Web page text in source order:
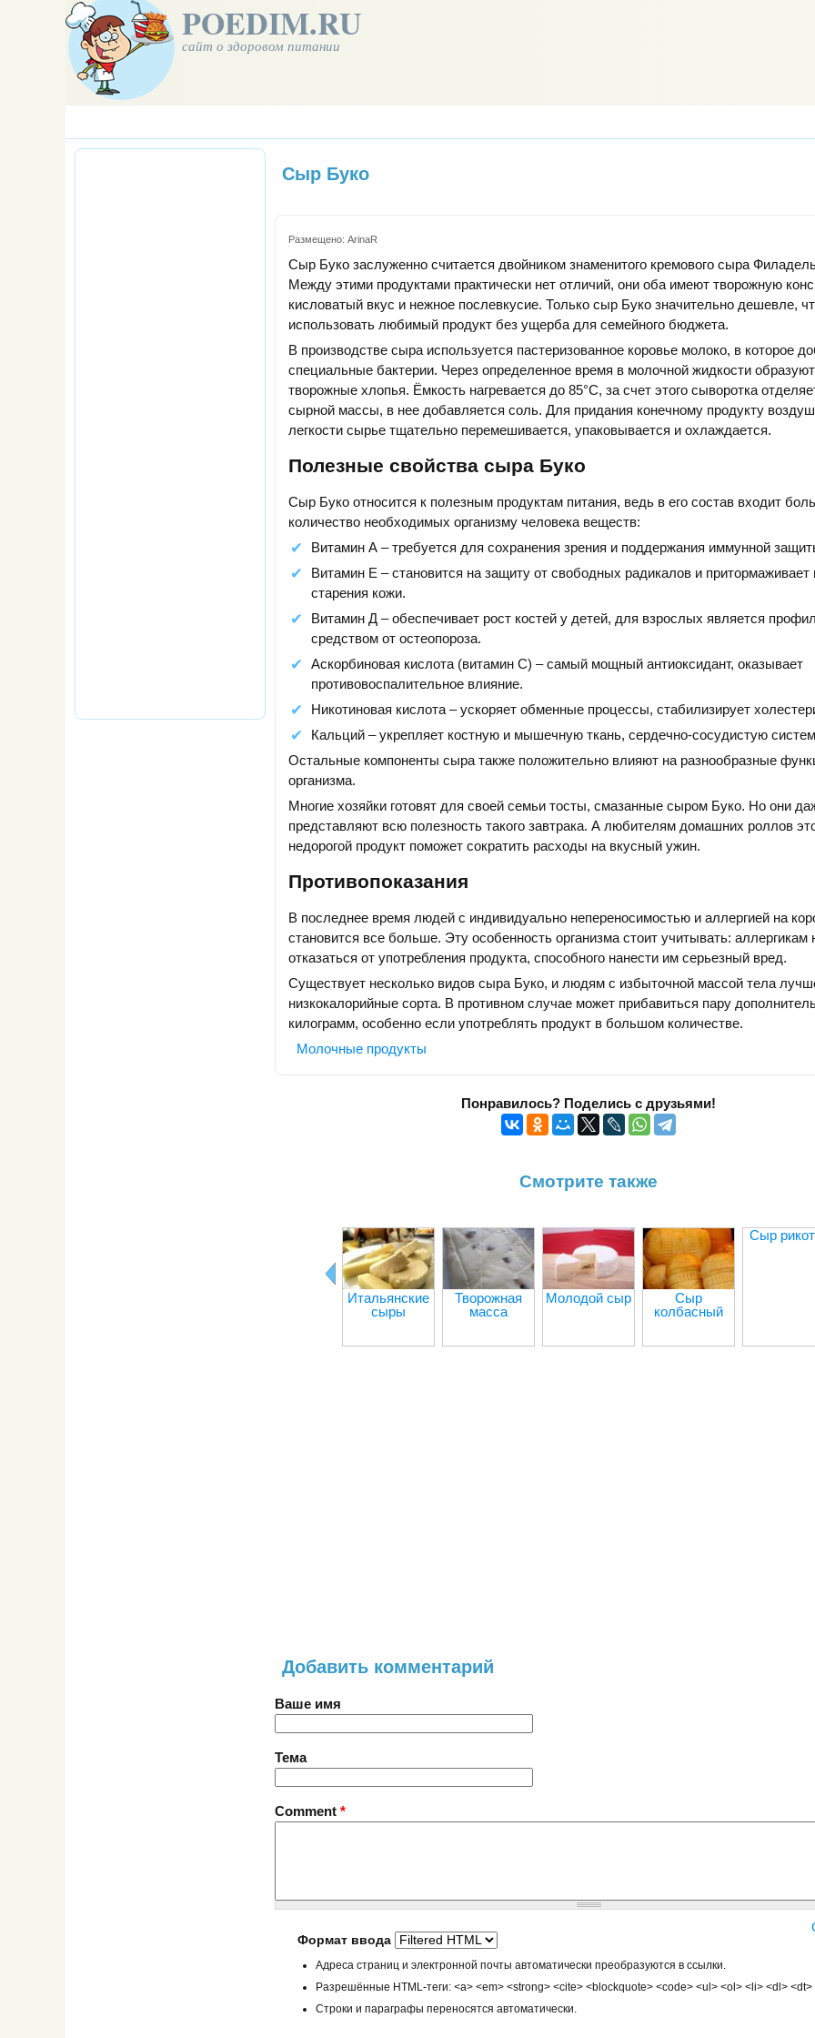
POEDIM.RU
сайт о здоровом питании
Сыр Буко
Размещено: ArinaR
Сыр Буко заслуженно считается двойником знаменитого кремового сыра
Между этими продуктами практически нет отличий, они оба имеют творожную
кисловатый вкус и нежное послевкусие. Только сыр Буко значительно дешевле,
использовать любимый продукт без ущерба для семейного бюджета.
В производстве сыра используется пастеризованное коровье молоко, в которое
специальные бактерии. Через определенное время в молочной жидкости
творожные хлопья. Ёмкость нагревается до 85°С, за счет этого сыворотка
сырной массы, в нее добавляется соль. Для придания конечному продукту
легкости сырье тщательно перемешивается, упаковывается и охлаждается.
Полезные свойства сыра Буко
Сыр Буко относится к полезным продуктам питания, ведь в его состав входит
количество необходимых организму человека веществ:
Витамин А – требуется для сохранения зрения и поддержания иммунной
Витамин Е – становится на защиту от свободных радикалов и притормаживает
старения кожи.
Витамин Д – обеспечивает рост костей у детей, для взрослых является
средством от остеопороза.
Аскорбиновая кислота (витамин С) – самый мощный антиоксидант, оказывает
противовоспалительное влияние.
Никотиновая кислота – ускоряет обменные процессы, стабилизирует
Кальций – укрепляет костную и мышечную ткань, сердечно-сосудистую
Остальные компоненты сыра также положительно влияют на разнообразные
организма.
Многие хозяйки готовят для своей семьи тосты, смазанные сыром Буко. Но они
представляют всю полезность такого завтрака. А любителям домашних роллов
недорогой продукт поможет сократить расходы на вкусный ужин.
Противопоказания
В последнее время людей с индивидуально непереносимостью и аллергией на
становится все больше. Эту особенность организма стоит учитывать: аллергикам
отказаться от употребления продукта, способного нанести им серьезный вред.
Существует несколько видов сыра Буко, и людям с избыточной массой тела
низкокалорийные сорта. В противном случае может прибавиться пару
килограмм, особенно если употреблять продукт в большом количестве.
Молочные продукты
Понравилось? Поделись с друзьями!
Смотрите также
Итальянские
сыры
Творожная
масса
Молодой сыр
Сыр
колбасный
Сыр
Добавить комментарий
Ваше имя
Тема
Comment *
Формат ввода
Адреса страниц и электронной почты автоматически преобразуются в ссылки.
Разрешённые HTML-теги: <a> <em> <strong> <cite> <blockquote> <code> <ul> <ol> <li> <dl> <dt>
Строки и параграфы переносятся автоматически.